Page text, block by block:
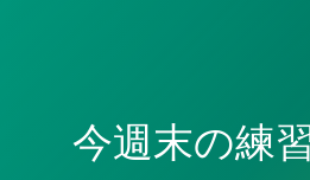
今週末の練